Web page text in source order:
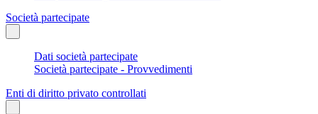
Società partecipate
Dati società partecipate
Società partecipate - Provvedimenti
Enti di diritto privato controllati